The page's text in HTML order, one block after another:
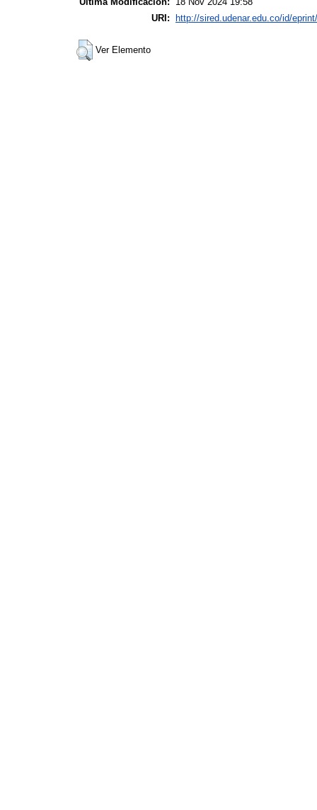
URI: http://sired.udenar.edu.co/id/
Ver Elemento